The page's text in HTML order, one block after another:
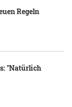
Regeln
"Natürlich